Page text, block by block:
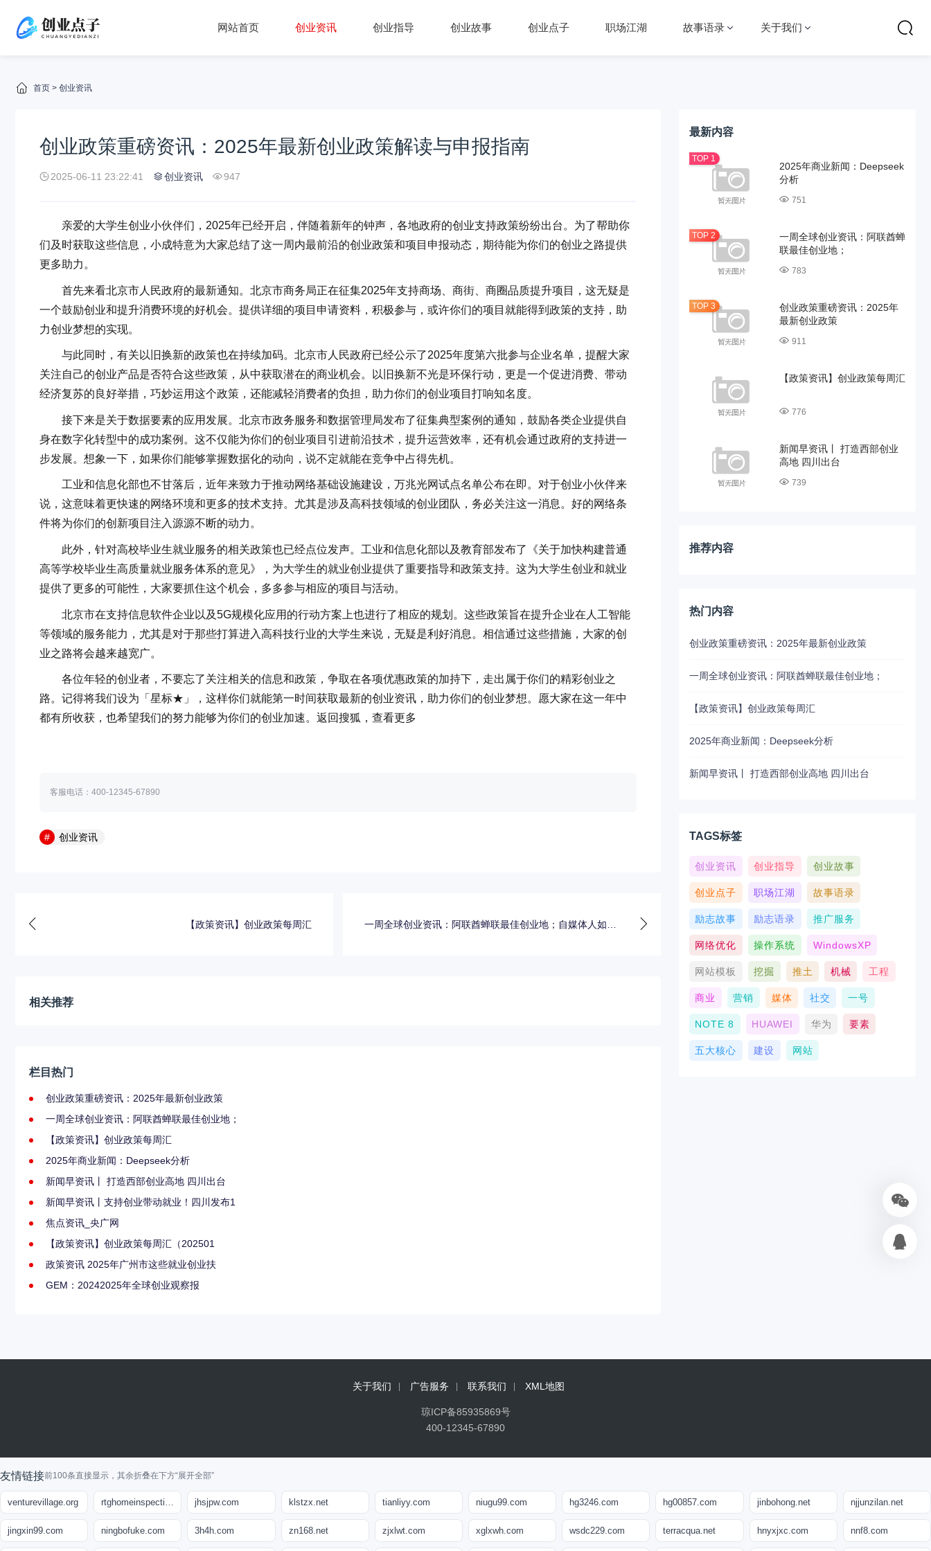
网站首页 创业资讯 创业指导 创业故事 创业点子 职场江湖 故事语录 关于我们
首页 > 创业资讯
创业政策重磅资讯：2025年最新创业政策解读与申报指南
2025-06-11 23:22:41 创业资讯 947
亲爱的大学生创业小伙伴们，2025年已经开启，伴随着新年的钟声，各地政府的创业支持政策纷纷出台。为了帮助你
们及时获取这些信息，小成特意为大家总结了这一周内最前沿的创业政策和项目申报动态，期待能为你们的创业之路提供
更多助力。
首先来看北京市人民政府的最新通知。北京市商务局正在征集2025年支持商场、商街、商圈品质提升项目，这无疑是
一个鼓励创业和提升消费环境的好机会。提供详细的项目申请资料，积极参与，或许你们的项目就能得到政策的支持，助
力创业梦想的实现。
与此同时，有关以旧换新的政策也在持续加码。北京市人民政府已经公示了2025年度第六批参与企业名单，提醒大家
关注自己的创业产品是否符合这些政策，从中获取潜在的商业机会。以旧换新不光是环保行动，更是一个促进消费、带动
经济复苏的良好举措，巧妙运用这个政策，还能减轻消费者的负担，助力你们的创业项目打响知名度。
接下来是关于数据要素的应用发展。北京市政务服务和数据管理局发布了征集典型案例的通知，鼓励各类企业提供自
身在数字化转型中的成功案例。这不仅能为你们的创业项目引进前沿技术，提升运营效率，还有机会通过政府的支持进一
步发展。想象一下，如果你们能够掌握数据化的动向，说不定就能在竞争中占得先机。
工业和信息化部也不甘落后，近年来致力于推动网络基础设施建设，万兆光网试点名单公布在即。对于创业小伙伴来
说，这意味着更快速的网络环境和更多的技术支持。尤其是涉及高科技领域的创业团队，务必关注这一消息。好的网络条
件将为你们的创新项目注入源源不断的动力。
此外，针对高校毕业生就业服务的相关政策也已经点位发声。工业和信息化部以及教育部发布了《关于加快构建普通
高等学校毕业生高质量就业服务体系的意见》，为大学生的就业创业提供了重要指导和政策支持。这为大学生创业和就业
提供了更多的可能性，大家要抓住这个机会，多多参与相应的项目与活动。
北京市在支持信息软件企业以及5G规模化应用的行动方案上也进行了相应的规划。这些政策旨在提升企业在人工智能
等领域的服务能力，尤其是对于那些打算进入高科技行业的大学生来说，无疑是利好消息。相信通过这些措施，大家的创
业之路将会越来越宽广。
各位年轻的创业者，不要忘了关注相关的信息和政策，争取在各项优惠政策的加持下，走出属于你们的精彩创业之
路。记得将我们设为「星标★」，这样你们就能第一时间获取最新的创业资讯，助力你们的创业梦想。愿大家在这一年中
都有所收获，也希望我们的努力能够为你们的创业加速。返回搜狐，查看更多
客服电话：400-12345-67890
创业资讯
【政策资讯】创业政策每周汇
一周全球创业资讯：阿联酋蝉联最佳创业地；自媒体人如何
相关推荐
栏目热门
创业政策重磅资讯：2025年最新创业政策
一周全球创业资讯：阿联酋蝉联最佳创业地；
【政策资讯】创业政策每周汇
2025年商业新闻：Deepseek分析
新闻早资讯丨 打造西部创业高地 四川出台
新闻早资讯丨支持创业带动就业！四川发布1
焦点资讯_央广网
【政策资讯】创业政策每周汇（202501
政策资讯 2025年广州市这些就业创业扶
GEM：20242025年全球创业观察报
最新内容
2025年商业新闻：Deepseek
分析
751
一周全球创业资讯：阿联酋蝉
联最佳创业地；
783
创业政策重磅资讯：2025年
最新创业政策
911
【政策资讯】创业政策每周汇
776
新闻早资讯丨 打造西部创业
高地 四川出台
739
推荐内容
热门内容
创业政策重磅资讯：2025年最新创业政策
一周全球创业资讯：阿联酋蝉联最佳创业地；
【政策资讯】创业政策每周汇
2025年商业新闻：Deepseek分析
新闻早资讯丨 打造西部创业高地 四川出台
TAGS标签
创业资讯 创业指导 创业故事
创业点子 职场江湖 故事语录
励志故事 励志语录 推广服务
网络优化 操作系统 WindowsXP
网站模板 挖掘 推土 机械 工程
商业 营销 媒体 社交 一号
NOTE 8 HUAWEI 华为 要素
五大核心 建设 网站
关于我们 广告服务 联系我们 XML地图
琼ICP备85935869号
400-12345-67890
友情链接前100条直接显示，其余折叠在下方“展开全部”
venturevillage.org jhsjpw.com klstzx.net tianliyy.com niugu99.com hg3246.com hg00857.com jinbohong.net njjunzilan.net
jingxin99.com ningbofuke.com 3h4h.com zn168.net zjxlwt.com xglxwh.com wsdc229.com terracqua.net hnyxjxc.com nnf8.com